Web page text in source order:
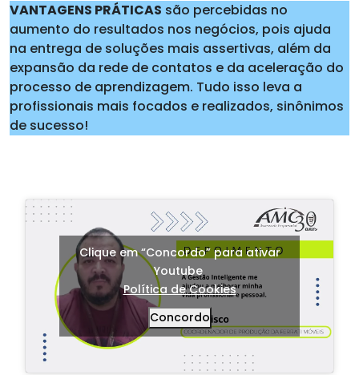
VANTAGENS PRÁTICAS são percebidas no
aumento do resultados nos negócios, pois ajuda
na entrega de soluções mais assertivas, além da
expansão da rede de contatos e da aceleração do
processo de aprendizagem. Tudo isso leva a
profissionais mais focados e realizados, sinônimos
de sucesso!
Clique em “Concordo” para ativar
Youtube
Política de Cookies
Concordo